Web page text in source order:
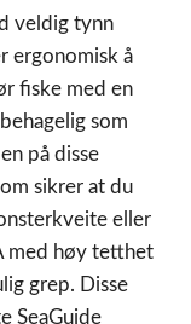
veldig tynn
ergonomisk å
fiske med en
som
på disse
sikrer at du
eller
med høy tetthet
grep. Disse
SeaGuide